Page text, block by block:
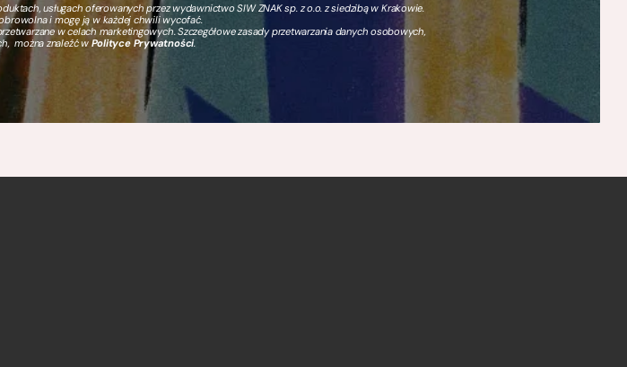
usługach oferowanych przez wydawnictwo SIW ZNAK sp. z o.o. z siedzibą w Krakowie.
i mogę ją w każdej chwili wycofać.
w celach marketingowych. Szczegółowe zasady przetwarzania danych osobowych,
można znaleźć wPolityce Prywatności.